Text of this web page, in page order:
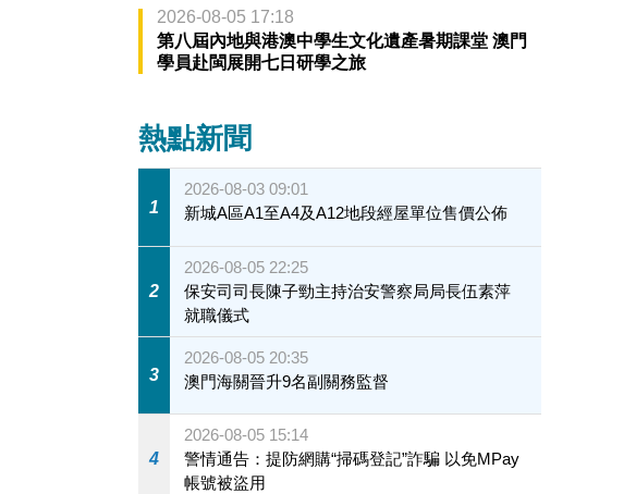
2026-08-05 17:18
第八屆內地與港澳中學生文化遺產暑期課堂 澳門
學員赴閩展開七日研學之旅
熱點新聞
1
2026-08-03 09:01
新城A區A1至A4及A12地段經屋單位售價公佈
2
2026-08-05 22:25
保安司司長陳子勁主持治安警察局局長伍素萍
就職儀式
3
2026-08-05 20:35
澳門海關晉升9名副關務監督
4
2026-08-05 15:14
警情通告：提防網購“掃碼登記”詐騙 以免MPay
帳號被盜用